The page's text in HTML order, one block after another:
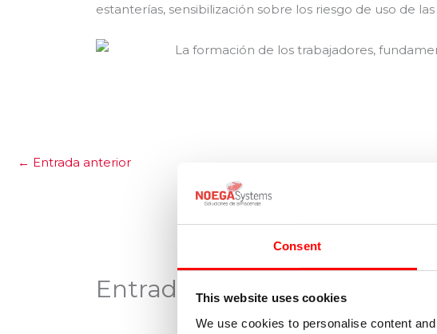
Consent
This website uses cookies
We use cookies to personalise content
estanterías, sensibilización sobre los riesgo de uso de
← Entrada anterior
Entradas relacionadas